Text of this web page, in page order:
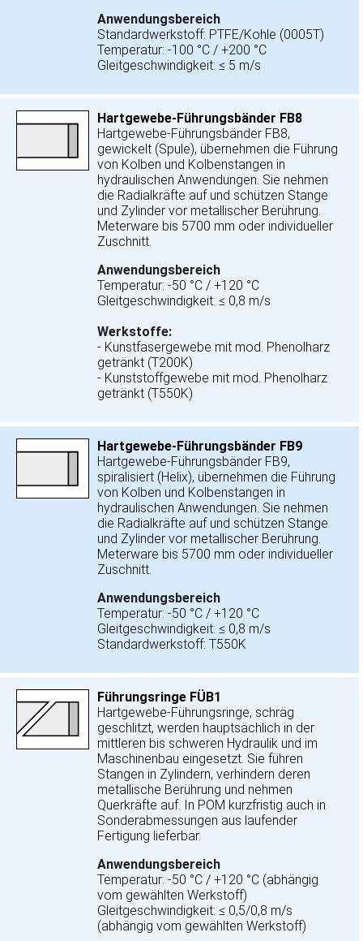
Anwendungsbereich
Standardwerkstoff: PTFE/Kohle (0005T)
Temperatur: -100 °C / +200 °C
Gleitgeschwindigkeit: ≤ 5 m/s
Hartgewebe-Führungsbänder FB8
Hartgewebe-Führungsbänder FB8,
gewickelt (Spule), übernehmen die Führung
von Kolben und Kolbenstangen in
hydraulischen Anwendungen. Sie nehmen
die Radialkräfte auf und schützen Stange
und Zylinder vor metallischer Berührung.
Meterware bis 5700 mm oder individueller
Zuschnitt.
Anwendungsbereich
Temperatur: -50 °C / +120 °C
Gleitgeschwindigkeit: ≤ 0,8 m/s
Werkstoffe:
- Kunstfasergewebe mit mod. Phenolharz
getränkt (T200K)
- Kunststoffgewebe mit mod. Phenolharz
getränkt (T550K)
Hartgewebe-Führungsbänder FB9
Hartgewebe-Führungsbänder FB9,
spiralisiert (Helix), übernehmen die Führung
von Kolben und Kolbenstangen in
hydraulischen Anwendungen. Sie nehmen
die Radialkräfte auf und schützen Stange
und Zylinder vor metallischer Berührung.
Meterware bis 5700 mm oder individueller
Zuschnitt.
Anwendungsbereich
Temperatur: -50 °C / +120 °C
Gleitgeschwindigkeit: ≤ 0,8 m/s
Standardwerkstoff: T550K
Führungsringe FÜB1
Hartgewebe-Führungsringe, schräg
geschlitzt, werden hauptsächlich in der
mittleren bis schweren Hydraulik und im
Maschinenbau eingesetzt. Sie führen
Stangen in Zylindern, verhindern deren
metallische Berührung und nehmen
Querkräfte auf. In POM kurzfristig auch in
Sonderabmessungen aus laufender
Fertigung lieferbar.
Anwendungsbereich
Temperatur: -50 °C / +120 °C (abhängig
vom gewählten Werkstoff)
Gleitgeschwindigkeit: ≤ 0,5/0,8 m/s
(abhängig vom gewählten Werkstoff)